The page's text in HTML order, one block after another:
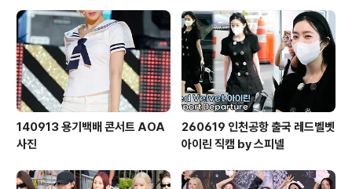
140913 용기백배 콘서트 AOA
사진
260619 인천공항 출국 레드벨벳
아이린 직캠 by 스피넬